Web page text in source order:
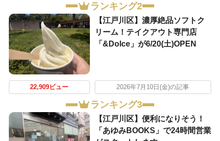
ランキング2
【江戸川区】濃厚絶品ソフトク
リーム！テイクアウト専門店
「&Dolce」が6/20(土)OPEN
22,909ビュー 2026年7月10日(金)の記事
ランキング3
【江戸川区】便利になりそう！
「あゆみBOOKS」で24時間営業